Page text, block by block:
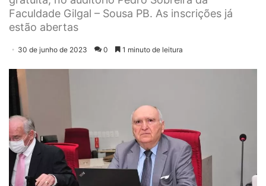
Faculdade Gilgal – Sousa PB. As inscrições já
estão abertas
30 de junho de 2023 0 1 minuto de leitura